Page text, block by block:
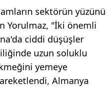
sektörün yüzünü
Yorulmaz, "İki önemli
ciddi düşüşler
uzun soluklu
yemeye
Almanya